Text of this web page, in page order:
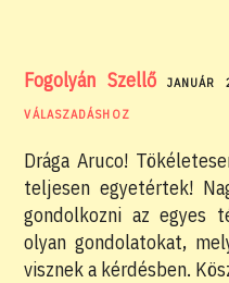
Fogolyán Szellő JANUÁR
VÁLASZADÁSHOZ
Drága Aruco!
teljesen egyetértek!
gondolkozni az egyes
olyan gondolatokat,
visznek a kérdésben.